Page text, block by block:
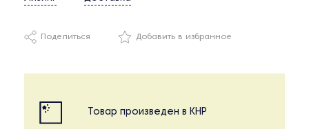
Поделиться Добавить в избранное
Товар произведен в КНР